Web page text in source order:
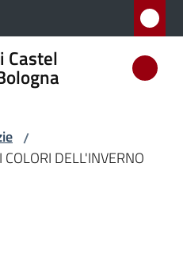
Castel
/
DELL'INVERNO